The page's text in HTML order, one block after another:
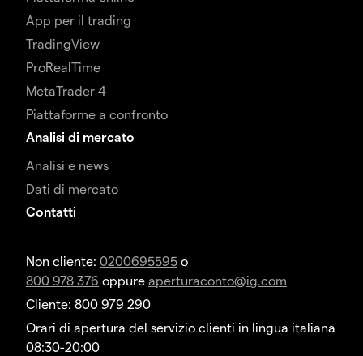
App per il trading
TradingView
ProRealTime
MetaTrader 4
Piattaforme a confronto
Analisi di mercato
Analisi e news
Dati di mercato
Contatti
Non cliente: 0200695595 o
800 978 376 oppure aperturaconto@ig.com
Cliente: 800 979 290
Orari di apertura del servizio clienti in lingua italiana
08:30-20:00